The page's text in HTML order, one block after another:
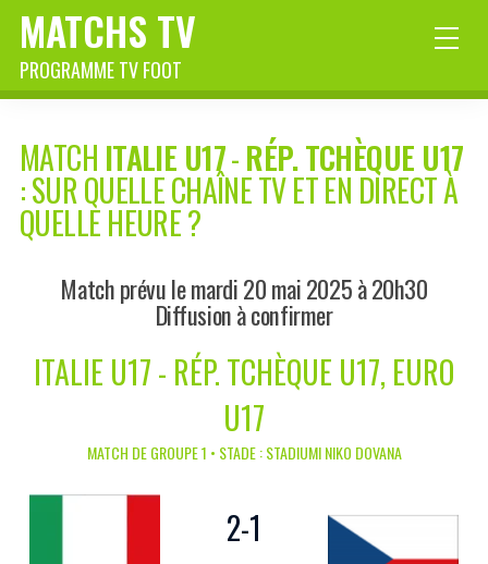
MATCHS TV
PROGRAMME TV FOOT
MATCH ITALIE U17-RÉP. TCHÈQUE U17
: SUR QUELLE CHAÎNE TV ET EN DIRECT À
QUELLE HEURE ?
Match prévu le mardi 20 mai 2025 à 20h30
Diffusion à confirmer
ITALIE U17 - RÉP. TCHÈQUE U17, EURO
U17
MATCH DE GROUPE 1 • STADE : STADIUMI NIKO DOVANA
2-1